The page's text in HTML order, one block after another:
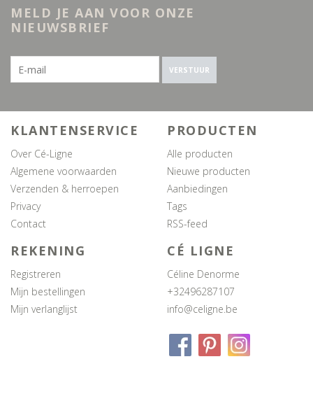
MELD JE AAN VOOR ONZE
NIEUWSBRIEF
VERSTUUR
KLANTENSERVICE
Over Cé-Ligne
Algemene voorwaarden
Verzenden & herroepen
Privacy
Contact
PRODUCTEN
Alle producten
Nieuwe producten
Aanbiedingen
Tags
RSS-feed
REKENING
Registreren
Mijn bestellingen
Mijn verlanglijst
CÉ LIGNE
Céline Denorme
+32496287107
info@celigne.be